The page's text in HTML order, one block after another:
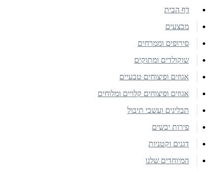
דף הבית
מבצעים
סירופים וממרחים
שוקולדים ומתוקים
אגוזים ופיצוחים טבעיים
אגוזים ופיצוחים קלויים ומלוחים
תבלינים ועשבי תיבול
פירות יבשים
דגנים וקטניות
המיוחדים שלנו